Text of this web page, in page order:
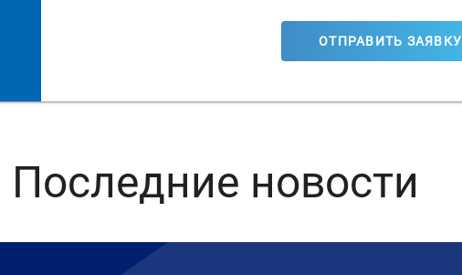
ОТПРАВИТЬ ЗАЯВКУ
Последние новости